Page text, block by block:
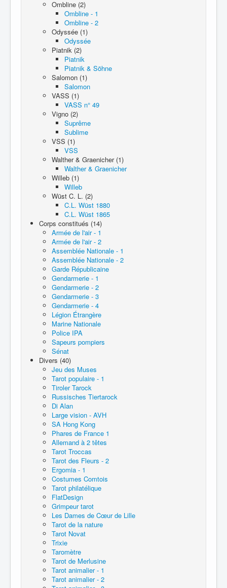
Ombline (2)
Ombline - 1
Ombline - 2
Odyssée (1)
Odyssée
Piatnik (2)
Piatnik
Piatnik & Söhne
Salomon (1)
Salomon
VASS (1)
VASS n° 49
Vigno (2)
Suprême
Sublime
VSS (1)
VSS
Walther & Graenicher (1)
Walther & Graenicher
Willeb (1)
Willeb
Wüst C. L. (2)
C.L. Wüst 1880
C.L. Wüst 1865
Corps constitués (14)
Armée de l'air - 1
Armée de l'air - 2
Assemblée Nationale - 1
Assemblée Nationale - 2
Garde Républicaine
Gendarmerie - 1
Gendarmerie - 2
Gendarmerie - 3
Gendarmerie - 4
Légion Étrangère
Marine Nationale
Police IPA
Sapeurs pompiers
Sénat
Divers (40)
Jeu des Muses
Tarot populaire - 1
Tiroler Tarock
Russisches Tiertarock
Di Alan
Large vision - AVH
SA Hong Kong
Phares de France 1
Allemand à 2 têtes
Tarot Troccas
Tarot des Fleurs - 2
Ergomia - 1
Costumes Comtois
Tarot philatélique
FlatDesign
Grimpeur tarot
Les Dames de Cœur de Lille
Tarot de la nature
Tarot Novat
Trixie
Taromètre
Tarot de Merlusine
Tarot animalier - 1
Tarot animalier - 2